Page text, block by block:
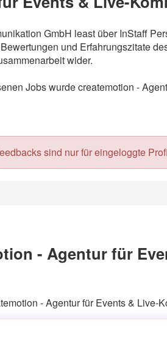
GmbH least über InStaff
und Erfahrungszitate
wider.
Jobs wurde createmotion -
sind nur für eingeloggte
- Agentur für
- Agentur für Events & Live-